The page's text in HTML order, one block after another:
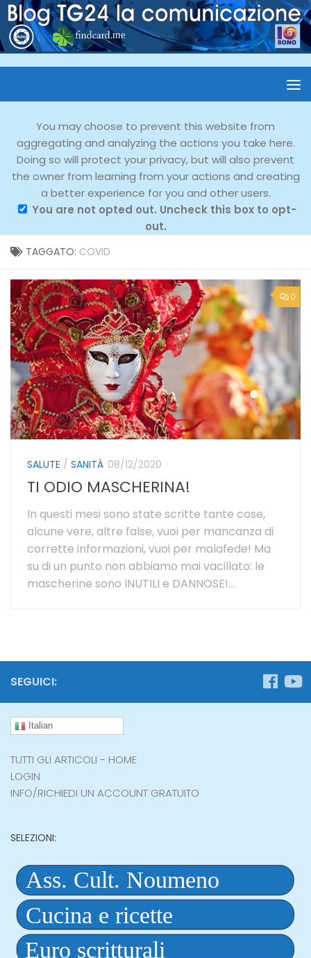
You may choose to prevent this website from
aggregating and analyzing the actions you take here.
Doing so will protect your privacy, but will also prevent
the owner from learning from your actions and creating
a better experience for you and other users.
You are not opted out. Uncheck this box to opt-
out.
TAGGATO: COVID
0
SALUTE / SANITÀ 08/12/2020
TI ODIO MASCHERINA!
In questi mesi sono state scritte tante cose,
alcune vere, altre false, vuoi per mancanza di
corrette informazioni, vuoi per malafede! Ma
su di un punto non abbiamo mai vacillato: le
mascherine sono INUTILI e DANNOSE!...
SEGUICI:
Italian
TUTTI GLI ARTICOLI - HOME
LOGIN
INFO/RICHIEDI UN ACCOUNT GRATUITO
SELEZIONI: